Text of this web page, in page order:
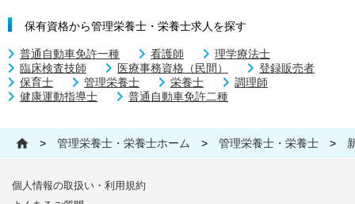
保有資格から管理栄養士・栄養士求人を探す
普通自動車免許一種 看護師
理学療法士
臨床検査技師
医療事務資格（民間）
登録販売者
保育士
管理栄養士 栄養士
調理師
健康運動指導士
普通自動車免許二種
> 管理栄養士・栄養士ホーム > 管理栄養士・栄養士 >
個人情報の取扱い・利用規約